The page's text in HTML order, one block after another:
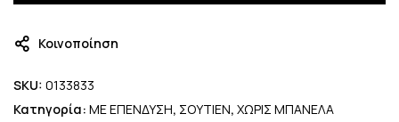
Κοινοποίηση
SKU: 0133833
Κατηγορία: ΜΕ ΕΠΕΝΔΥΣΗ, ΣΟΥΤΙΕΝ, ΧΩΡΙΣ ΜΠΑΝΕΛΑ